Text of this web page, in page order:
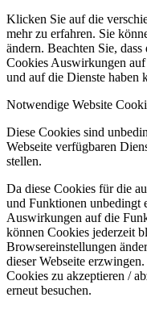
Klicken Sie auf die
mehr zu erfahren. Sie
ändern. Beachten Sie,
Cookies Auswirkungen
und auf die Dienste haben
Notwendige Website
Diese Cookies sind
Webseite verfügbaren
stellen.
Da diese Cookies für die
und Funktionen unbedingt
Auswirkungen auf die
können Cookies jederzeit
Browsereinstellungen
dieser Webseite
Cookies zu akzeptieren /
erneut besuchen.